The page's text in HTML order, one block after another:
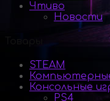
Чтиво
Новости
STEAM
Консольные
PS4